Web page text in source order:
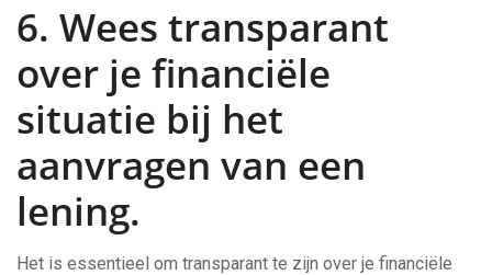
6. Wees transparant
over je financiële
situatie bij het
aanvragen van een
lening.
Het is essentieel om transparant te zijn over je financiële